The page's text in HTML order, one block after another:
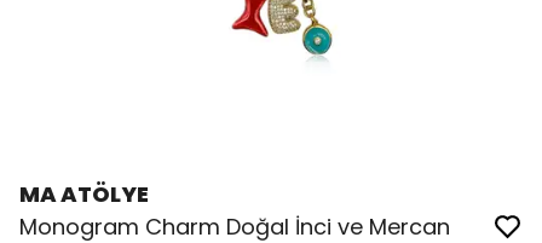
MA ATÖLYE
Monogram Charm Doğal İnci ve Mercan